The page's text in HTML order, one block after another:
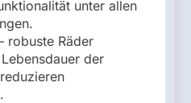
unter allen
robuste Räder
der